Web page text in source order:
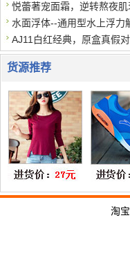
悦蕾著宠面霜，逆转熬夜肌
货源推荐
淘